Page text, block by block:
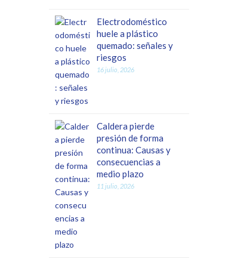
Electrodoméstico
huele a plástico
quemado: señales y
riesgos
16 julio, 2026
Caldera pierde
presión de forma
continua: Causas y
consecuencias a
medio plazo
11 julio, 2026